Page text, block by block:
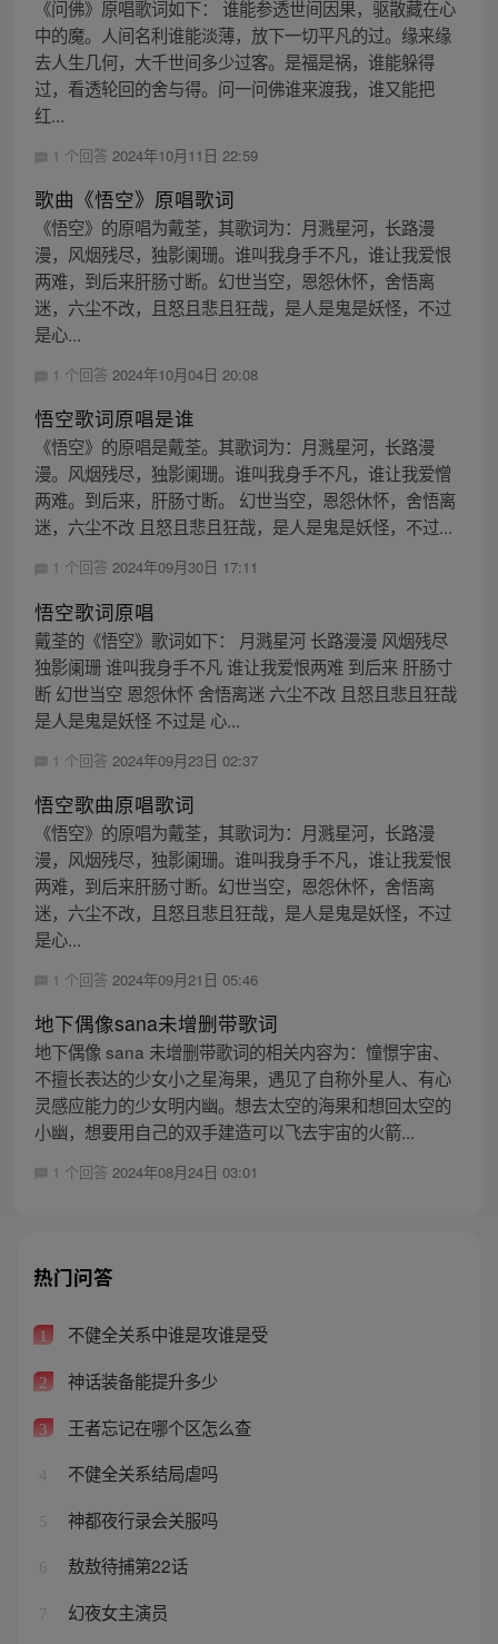
《问佛》原唱歌词如下： 谁能参透世间因果，驱散藏在心
中的魔。人间名利谁能淡薄，放下一切平凡的过。缘来缘
去人生几何，大千世间多少过客。是福是祸，谁能躲得
过，看透轮回的舍与得。问一问佛谁来渡我，谁又能把
红...
1 个回答 2024年10月11日 22:59
歌曲《悟空》原唱歌词
《悟空》的原唱为戴荃，其歌词为：月溅星河，长路漫
漫，风烟残尽，独影阑珊。谁叫我身手不凡，谁让我爱恨
两难，到后来肝肠寸断。幻世当空，恩怨休怀，舍悟离
迷，六尘不改，且怒且悲且狂哉，是人是鬼是妖怪，不过
是心...
1 个回答 2024年10月04日 20:08
悟空歌词原唱是谁
《悟空》的原唱是戴荃。其歌词为：月溅星河，长路漫
漫。风烟残尽，独影阑珊。谁叫我身手不凡，谁让我爱憎
两难。到后来，肝肠寸断。 幻世当空，恩怨休怀，舍悟离
迷，六尘不改 且怒且悲且狂哉，是人是鬼是妖怪，不过...
1 个回答 2024年09月30日 17:11
悟空歌词原唱
戴荃的《悟空》歌词如下： 月溅星河 长路漫漫 风烟残尽
独影阑珊 谁叫我身手不凡 谁让我爱恨两难 到后来 肝肠寸
断 幻世当空 恩怨休怀 舍悟离迷 六尘不改 且怒且悲且狂哉
是人是鬼是妖怪 不过是 心...
1 个回答 2024年09月23日 02:37
悟空歌曲原唱歌词
《悟空》的原唱为戴荃，其歌词为：月溅星河，长路漫
漫，风烟残尽，独影阑珊。谁叫我身手不凡，谁让我爱恨
两难，到后来肝肠寸断。幻世当空，恩怨休怀，舍悟离
迷，六尘不改，且怒且悲且狂哉，是人是鬼是妖怪，不过
是心...
1 个回答 2024年09月21日 05:46
地下偶像sana未增删带歌词
地下偶像 sana 未增删带歌词的相关内容为：憧憬宇宙、
不擅长表达的少女小之星海果，遇见了自称外星人、有心
灵感应能力的少女明内幽。想去太空的海果和想回太空的
小幽，想要用自己的双手建造可以飞去宇宙的火箭...
1 个回答 2024年08月24日 03:01
热门问答
1 不健全关系中谁是攻谁是受
2 神话装备能提升多少
3 王者忘记在哪个区怎么查
4 不健全关系结局虐吗
5 神都夜行录会关服吗
6 敖敖待捕第22话
7 幻夜女主演员